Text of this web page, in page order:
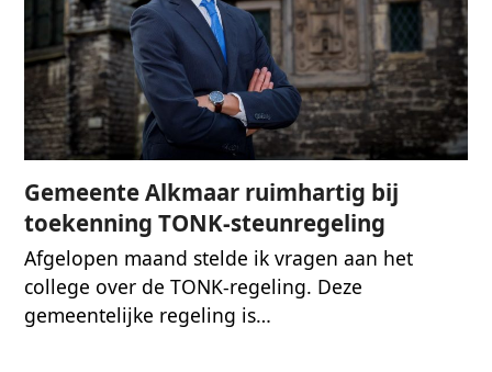
Gemeente Alkmaar ruimhartig bij
toekenning TONK-steunregeling
Afgelopen maand stelde ik vragen aan het
college over de TONK-regeling. Deze
gemeentelijke regeling is…